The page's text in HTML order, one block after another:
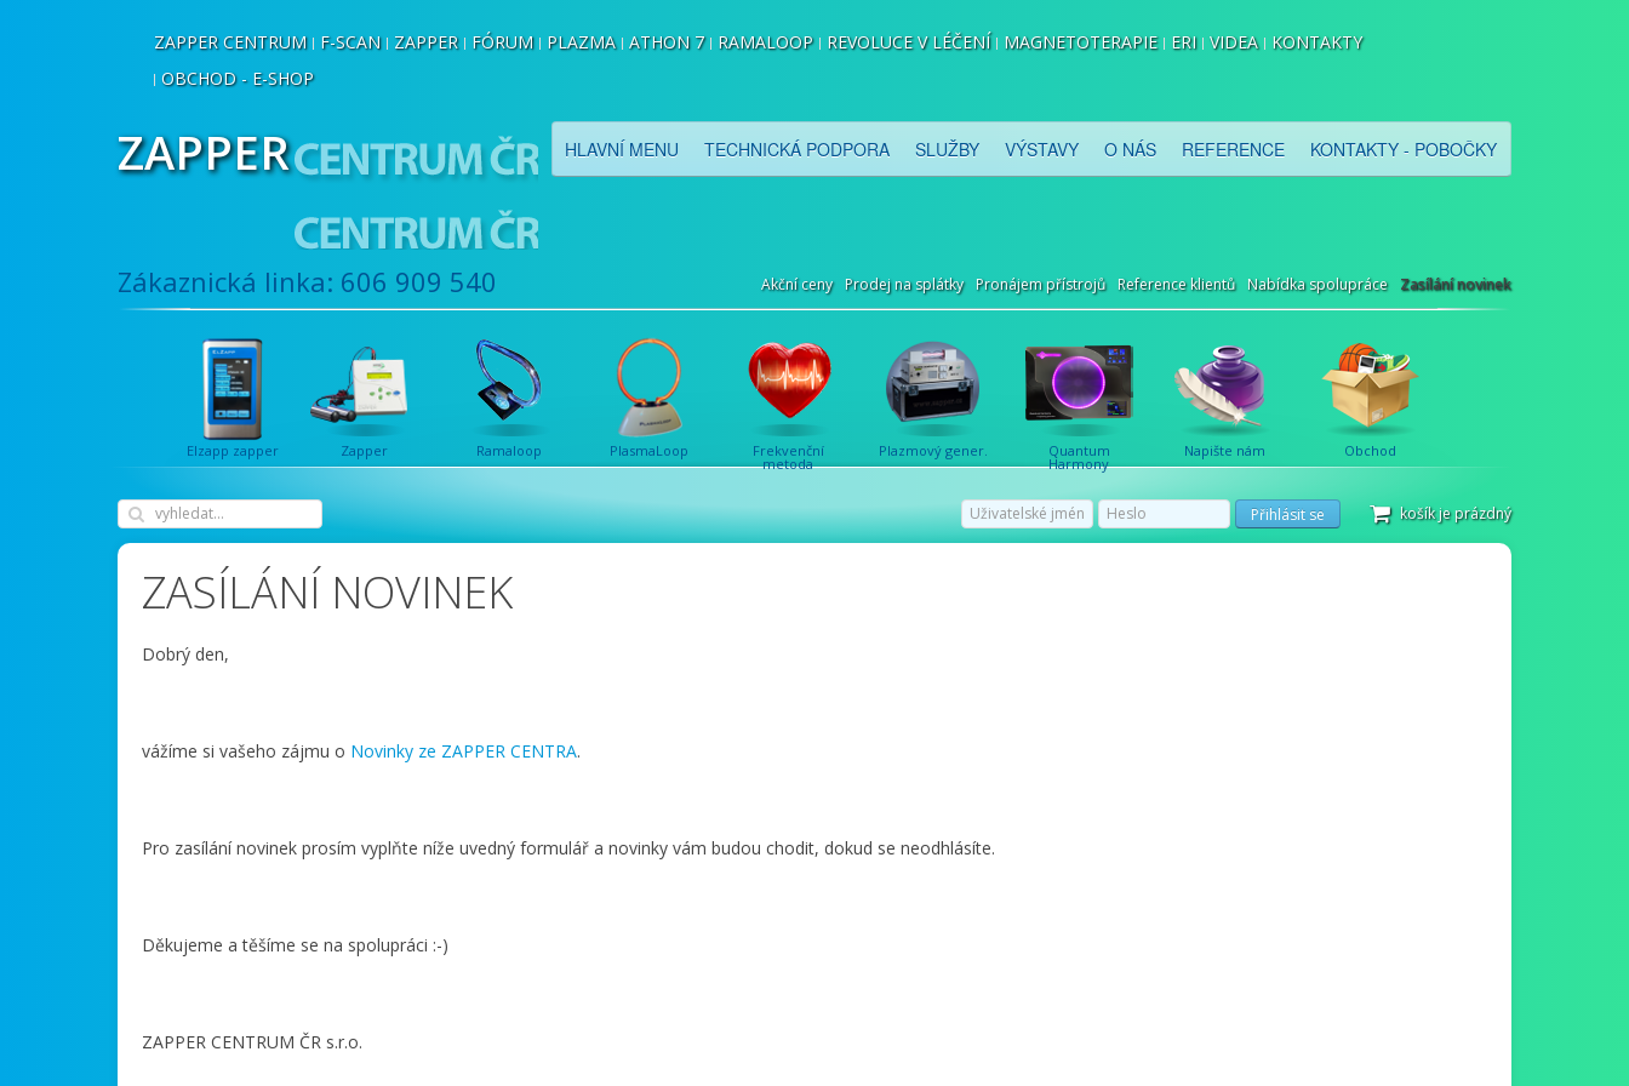
ZAPPER CENTRUM F-SCAN ZAPPER FÓRUM PLAZMA ATHON 7 RAMALOOP REVOLUCE V LÉČENÍ MAGNETOTERAPIE ERI VIDEA
KONTAKTY
OBCHOD - E-SHOP
ZAPPER HLAVNÍ MENU TECHNICKÁ PODPORA SLUŽBY VÝSTAVY O NÁS REFERENCE KONTAKTY - POBOČKY
Zákaznická linka: 606 909 540 Akční ceny Prodej na splátky Pronájem přístrojů Reference klientů Nabídka spolupráce Zasílání novinek
Elzapp zapper Zapper Ramaloop PlasmaLoop Frekvenční
metoda
Plazmový gener. Quantum
Harmony
Napište nám Obchod
Přihlásit se košík je prázdný
ZASÍLÁNÍ NOVINEK
Dobrý den,
vážíme si vašeho zájmu o Novinky ze ZAPPER CENTRA.
Pro zasílání novinek prosím vyplňte níže uvedný formulář a novinky vám budou chodit, dokud se neodhlásíte.
Děkujeme a těšíme se na spolupráci :-)
ZAPPER CENTRUM ČR s.r.o.